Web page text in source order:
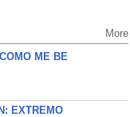
More
ME BE
EXTREMO